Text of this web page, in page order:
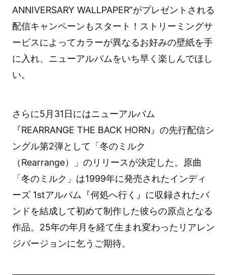
ANNIVERSARY WALLPAPER”がプレゼントされる
配信キャンペーンもスタート！ストリーミングサ
ービスによってカラーが異なるお好みの壁紙を手
に入れ、ニューアルバムをいち早く楽しんでほし
い。
さらに5月31日にはニューアルバム
『REARRANGE THE BACK HORN』の先行配信シ
ングル第2弾として「冬のミルク
（Rearrange）」のリリースが決定した。原曲
「冬のミルク」は1999年に発売されたインディ
ーズ 1stアルバム『何処へ行く』に収録されたバ
ンドを結成して初めて制作した彼らの原点となる
作品。25年の年月を経て生まれ変わったリアレン
ジバージョンに乞うご期待。